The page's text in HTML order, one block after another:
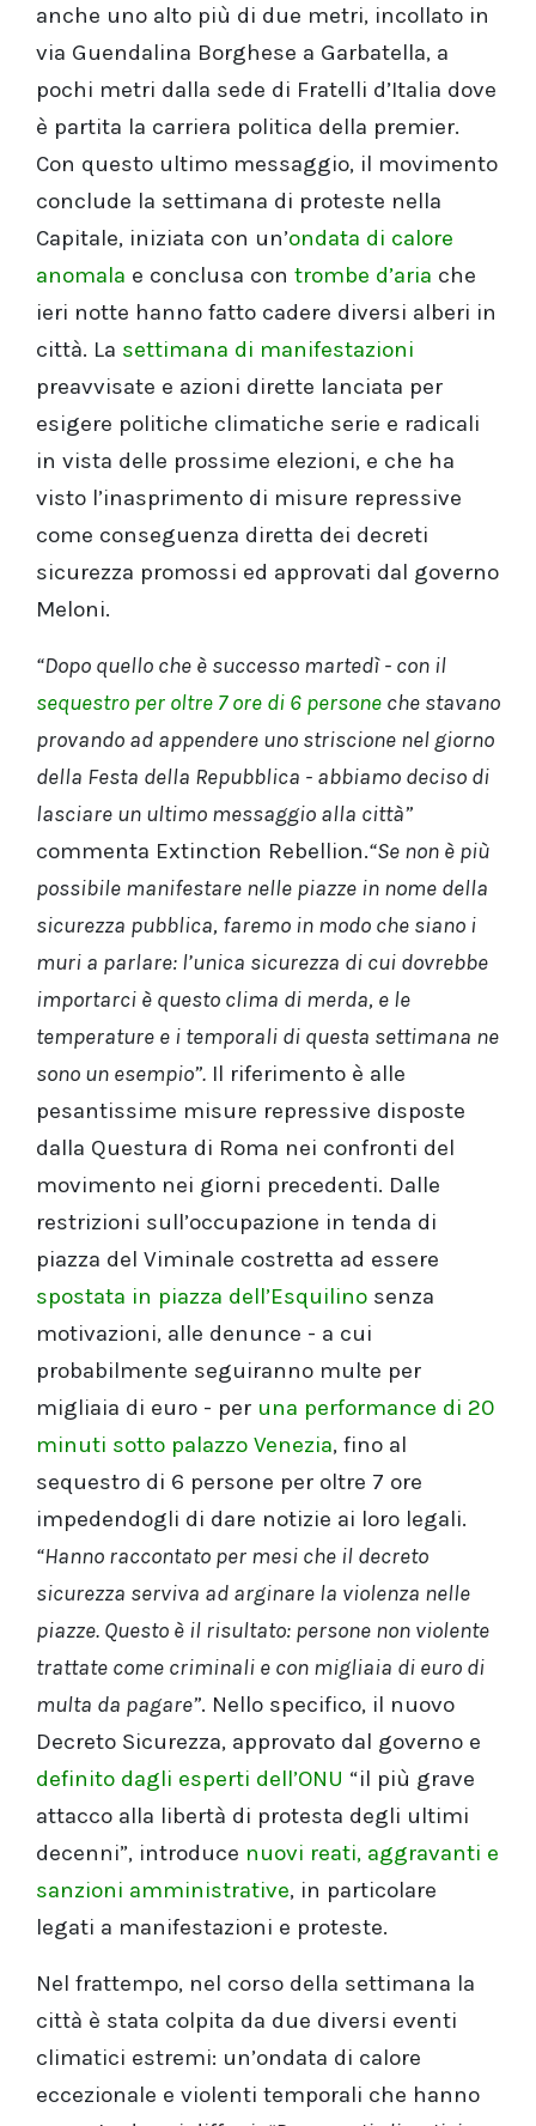
anche uno alto più di due metri, incollato in
via Guendalina Borghese a Garbatella, a
pochi metri dalla sede di Fratelli d’Italia dove
è partita la carriera politica della premier.
Con questo ultimo messaggio, il movimento
conclude la settimana di proteste nella
Capitale, iniziata con un’ondata di calore
anomala e conclusa con trombe d’aria che
ieri notte hanno fatto cadere diversi alberi in
città. La settimana di manifestazioni
preavvisate e azioni dirette lanciata per
esigere politiche climatiche serie e radicali
in vista delle prossime elezioni, e che ha
visto l’inasprimento di misure repressive
come conseguenza diretta dei decreti
sicurezza promossi ed approvati dal governo
Meloni.
“Dopo quello che è successo martedì - con il
sequestro per oltre 7 ore di 6 persone che stavano
provando ad appendere uno striscione nel giorno
della Festa della Repubblica - abbiamo deciso di
lasciare un ultimo messaggio alla città”
commenta Extinction Rebellion.“Se non è più
possibile manifestare nelle piazze in nome della
sicurezza pubblica, faremo in modo che siano i
muri a parlare: l’unica sicurezza di cui dovrebbe
importarci è questo clima di merda, e le
temperature e i temporali di questa settimana ne
sono un esempio”. Il riferimento è alle
pesantissime misure repressive disposte
dalla Questura di Roma nei confronti del
movimento nei giorni precedenti. Dalle
restrizioni sull’occupazione in tenda di
piazza del Viminale costretta ad essere
spostata in piazza dell’Esquilino senza
motivazioni, alle denunce - a cui
probabilmente seguiranno multe per
migliaia di euro - per una performance di 20
minuti sotto palazzo Venezia, fino al
sequestro di 6 persone per oltre 7 ore
impedendogli di dare notizie ai loro legali.
“Hanno raccontato per mesi che il decreto
sicurezza serviva ad arginare la violenza nelle
piazze. Questo è il risultato: persone non violente
trattate come criminali e con migliaia di euro di
multa da pagare”. Nello specifico, il nuovo
Decreto Sicurezza, approvato dal governo e
definito dagli esperti dell’ONU “il più grave
attacco alla libertà di protesta degli ultimi
decenni”, introduce nuovi reati, aggravanti e
sanzioni amministrative, in particolare
legati a manifestazioni e proteste.
Nel frattempo, nel corso della settimana la
città è stata colpita da due diversi eventi
climatici estremi: un’ondata di calore
eccezionale e violenti temporali che hanno